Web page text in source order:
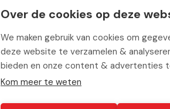
multi-
zal het
Over de cookies op deze
We maken gebruik van cookies om
deze website te verzamelen &
bieden en onze content & advertenties
Kom meer te weten